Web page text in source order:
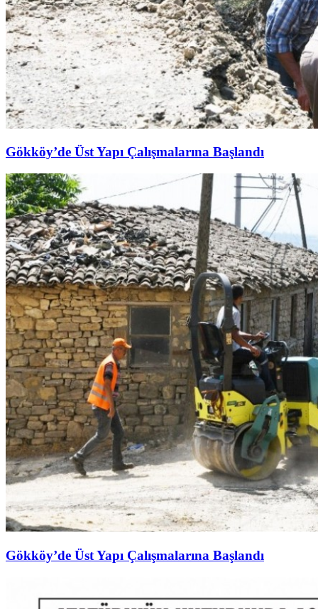
Gökköy’de Üst Yapı Çalışmalarına Başlandı
Gökköy’de Üst Yapı Çalışmalarına Başlandı